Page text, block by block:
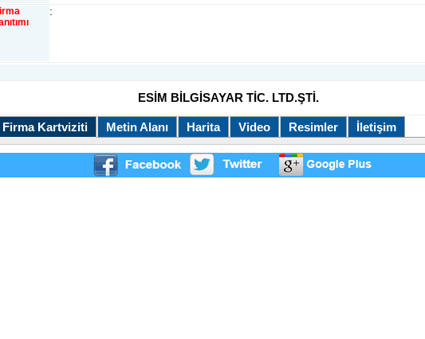
:
ESİM BİLGİSAYAR TİC. LTD.ŞTİ.
Firma Kartviziti Metin Alanı Harita Video Resimler İletişim